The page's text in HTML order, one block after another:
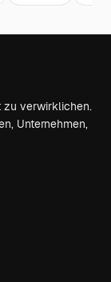
zu verwirklichen.
Unternehmen,